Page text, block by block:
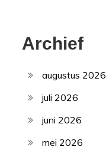
Archief
augustus 2026
juli 2026
juni 2026
mei 2026